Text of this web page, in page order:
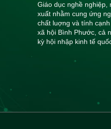
Giáo dục nghề nghiệp,
xuất nhằm cung ứng
chất luợng và tính
xã hội Bình Phước, cả
kỳ hội nhập kinh tế